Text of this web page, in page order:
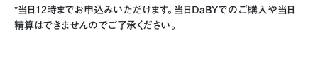
*当日12時までお申込みいただけます。当日DaBYでのご購入や当日
精算はできませんのでご了承ください。